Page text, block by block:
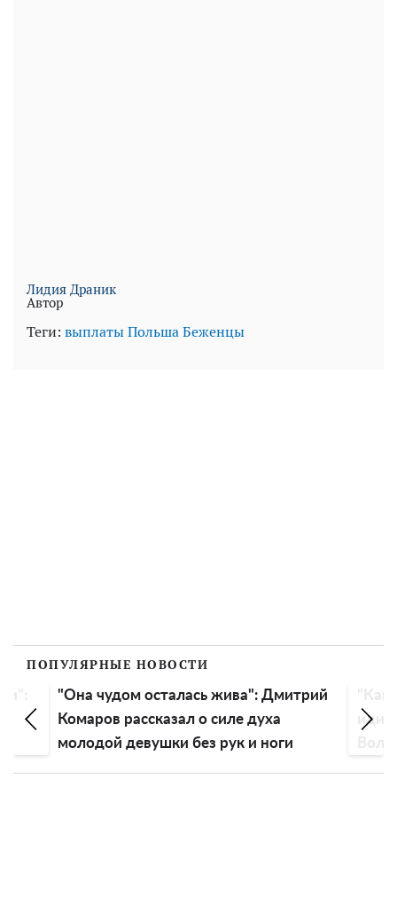
Лидия Драник
Автор
Теги: выплатыПольшаБеженцы
ПОПУЛЯРНЫЕ НОВОСТИ
"Она чудом осталась жива": Дмитрий
Комаров рассказал о силе духа
молодой девушки без рук и ноги